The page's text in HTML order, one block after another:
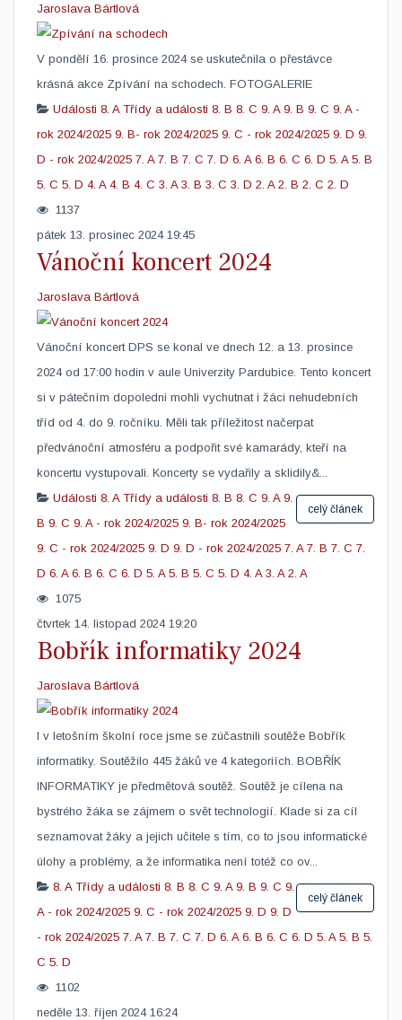
Jaroslava Bártlová
V pondělí 16. prosince 2024 se uskutečnila o přestávce
krásná akce Zpívání na schodech. FOTOGALERIE
Události 8. A Třídy a události 8. B 8. C 9. A 9. B 9. C 9. A -
rok 2024/2025 9. B- rok 2024/2025 9. C - rok 2024/2025 9. D 9.
D - rok 2024/2025 7. A 7. B 7. C 7. D 6. A 6. B 6. C 6. D 5. A 5. B
5. C 5. D 4. A 4. B 4. C 3. A 3. B 3. C 3. D 2. A 2. B 2. C 2. D
1137
pátek 13. prosinec 2024 19:45
Vánoční koncert 2024
Jaroslava Bártlová
Vánoční koncert DPS se konal ve dnech 12. a 13. prosince
2024 od 17:00 hodin v aule Univerzity Pardubice. Tento koncert
si v pátečním dopoledni mohli vychutnat i žáci nehudebních
tříd od 4. do 9. ročníku. Měli tak příležitost načerpat
předvánoční atmosféru a podpořit své kamarády, kteří na
koncertu vystupovali. Koncerty se vydařily a sklidily&...
celý článek
Události 8. A Třídy a události 8. B 8. C 9. A 9.
B 9. C 9. A - rok 2024/2025 9. B- rok 2024/2025
9. C - rok 2024/2025 9. D 9. D - rok 2024/2025 7. A 7. B 7. C 7.
D 6. A 6. B 6. C 6. D 5. A 5. B 5. C 5. D 4. A 3. A 2. A
1075
čtvrtek 14. listopad 2024 19:20
Bobřík informatiky 2024
Jaroslava Bártlová
I v letošním školní roce jsme se zúčastnili soutěže Bobřík
informatiky. Soutěžilo 445 žáků ve 4 kategoriích. BOBŘÍK
INFORMATIKY je předmětová soutěž. Soutěž je cílena na
bystrého žáka se zájmem o svět technologií. Klade si za cíl
seznamovat žáky a jejich učitele s tím, co to jsou informatické
úlohy a problémy, a že informatika není totéž co ov...
celý článek
8. A Třídy a události 8. B 8. C 9. A 9. B 9. C 9.
A - rok 2024/2025 9. C - rok 2024/2025 9. D 9. D
- rok 2024/2025 7. A 7. B 7. C 7. D 6. A 6. B 6. C 6. D 5. A 5. B 5.
C 5. D
1102
neděle 13. říjen 2024 16:24